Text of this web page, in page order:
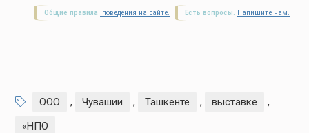
Есть вопросы. Напишите нам.
Общие правила поведения на сайте.
ООО , Чувашии , Ташкенте , выставке
,
«НПО